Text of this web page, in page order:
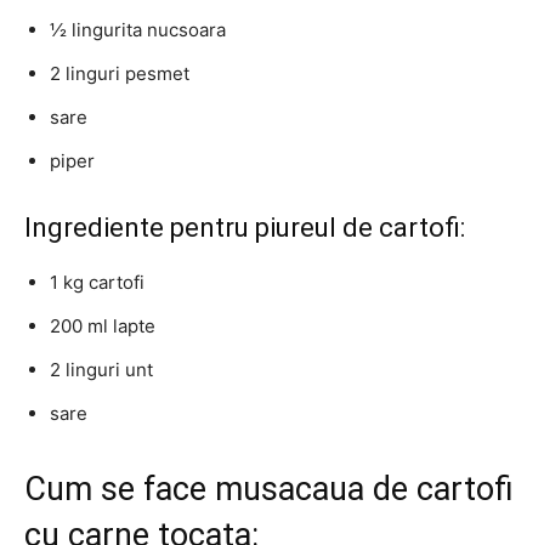
½ lingurita nucsoara
2 linguri pesmet
sare
piper
Ingrediente pentru piureul de cartofi:
1 kg cartofi
200 ml lapte
2 linguri unt
sare
Cum se face musacaua de cartofi
cu carne tocata: